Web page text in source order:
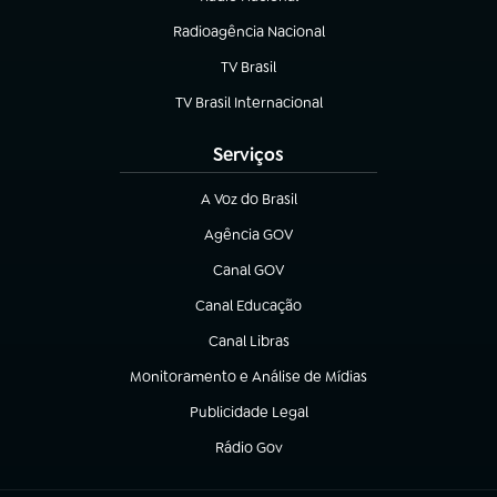
Radioagência Nacional
(abre em nova aba)
TV Brasil
(abre em nova aba)
TV Brasil Internacional
(abre em nova aba)
Serviços
A Voz do Brasil
(abre em nova aba)
Agência GOV
(abre em nova aba)
Canal GOV
(abre em nova aba)
Canal Educação
(abre em nova aba)
Canal Libras
(abre em nova aba)
Monitoramento e Análise de Mídias
(abre em nova aba)
Publicidade Legal
(abre em nova aba)
Rádio Gov
(abre em nova aba)